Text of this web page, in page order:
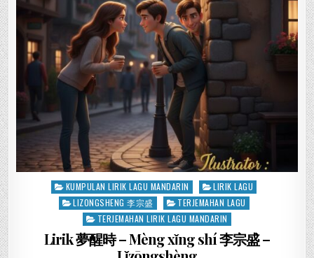
Posted
KUMPULAN LIRIK LAGU MANDARIN
LIRIK LAGU
LIZONGSHENG 李宗盛
TERJEMAHAN LAGU
TERJEMAHAN LIRIK LAGU MANDARIN
Lirik 夢醒時 – Mèng xǐng shí 李宗盛 –